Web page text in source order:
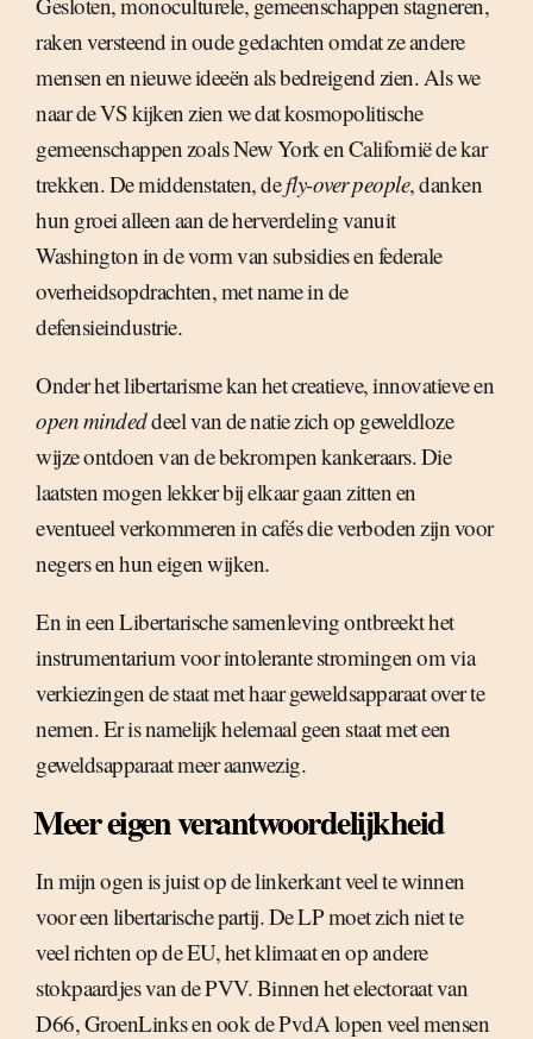
raken versteend in oude gedachten omdat ze andere
mensen en nieuwe ideeën als bedreigend zien. Als we
naar de VS kijken zien we dat kosmopolitische
gemeenschappen zoals New York en Californië de kar
trekken. De middenstaten, defly-over people, danken
hun groei alleen aan de herverdeling vanuit
Washington in de vorm van subsidies en federale
overheidsopdrachten, met name in de
defensieindustrie.
Onder het libertarisme kan het creatieve, innovatieve en
open mindeddeel van de natie zich op geweldloze
wijze ontdoen van de bekrompen kankeraars. Die
laatsten mogen lekker bij elkaar gaan zitten en
eventueel verkommeren in cafés die verboden zijn voor
negers en hun eigen wijken.
En in een Libertarische samenleving ontbreekt het
instrumentarium voor intolerante stromingen om via
verkiezingen de staat met haar geweldsapparaat over te
nemen. Er is namelijk helemaal geen staat met een
geweldsapparaat meer aanwezig.
Meer eigen verantwoordelijkheid
In mijn ogen is juist op de linkerkant veel te winnen
voor een libertarische partij. De LP moet zich niet te
veel richten op de EU, het klimaat en op andere
stokpaardjes van de PVV. Binnen het electoraat van
D66, GroenLinks en ook de PvdA lopen veel mensen